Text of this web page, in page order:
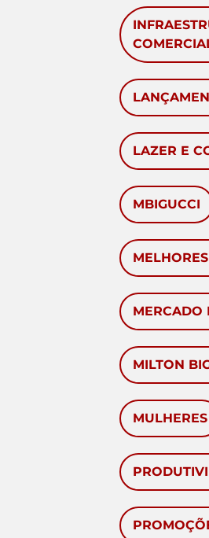
LAZER E
MBIGUCCI
MERCADO
MILTON
MULHERES